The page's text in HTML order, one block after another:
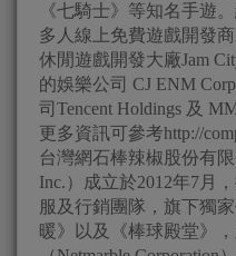
《七騎士》等知名手遊
多人線上免費遊戲開發
休閒遊戲開發大廠Jam
的娛樂公司 CJ ENM
司Tencent Holdings 及
更多資訊可參考http://
台灣網石棒辣椒股份有限
Inc.）成立於2012年7月
服及行銷團隊，旗下獨
暖》以及《棒球殿堂》